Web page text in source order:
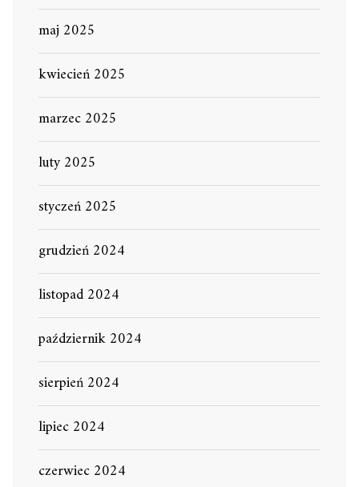
maj 2025
kwiecień 2025
marzec 2025
luty 2025
styczeń 2025
grudzień 2024
listopad 2024
październik 2024
sierpień 2024
lipiec 2024
czerwiec 2024